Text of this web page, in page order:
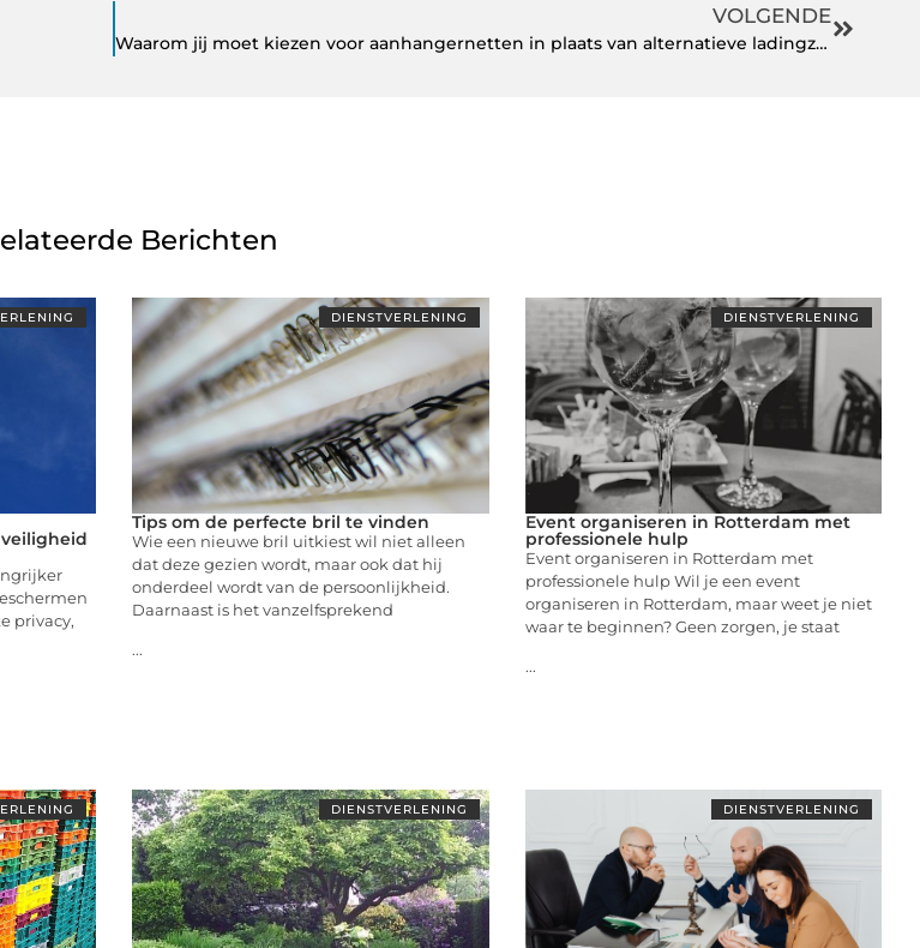
VOLGENDE
Waarom jij moet kiezen voor aanhangernetten in plaats van alternatieve ladingzekeringen
Berichten
privacy,
DIENSTVERLENING
Tips om de perfecte bril te vinden
Wie een nieuwe bril uitkiest wil niet alleen
dat deze gezien wordt, maar ook dat hij
onderdeel wordt van de persoonlijkheid.
Daarnaast is het vanzelfsprekend
...
DIENSTVERLENING
Event organiseren in Rotterdam met
professionele hulp
Event organiseren in Rotterdam met
professionele hulp Wil je een event
organiseren in Rotterdam, maar weet je niet
waar te beginnen? Geen zorgen, je staat
...
DIENSTVERLENING DIENSTVERLENING